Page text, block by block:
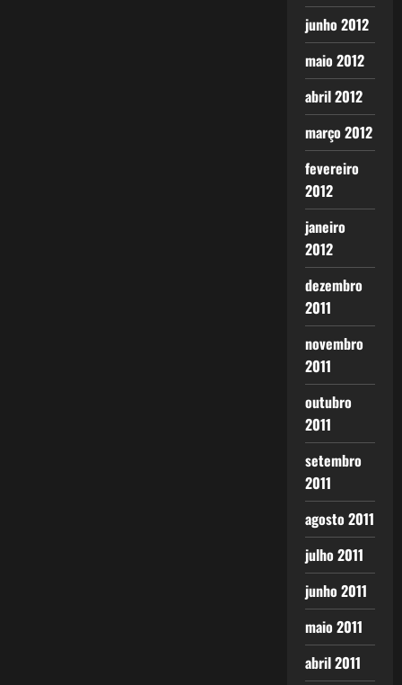
junho 2012
maio 2012
abril 2012
março 2012
fevereiro
2012
janeiro
2012
dezembro
2011
novembro
2011
outubro
2011
setembro
2011
agosto 2011
julho 2011
junho 2011
maio 2011
abril 2011